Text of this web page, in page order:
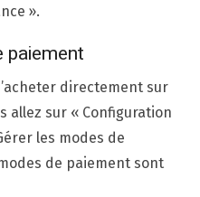
».
paiement
directement sur
allez sur « Configuration
les modes de
de paiement sont